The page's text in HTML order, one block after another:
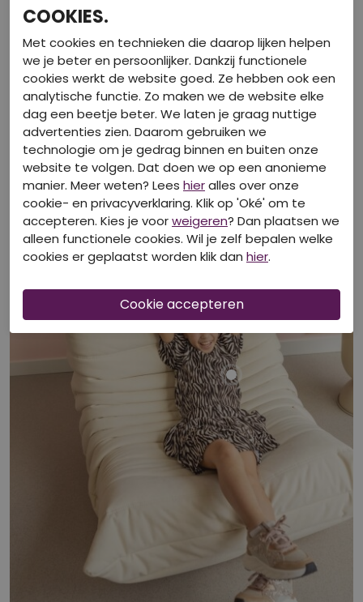
Bekijk look
COOKIES.
Met cookies en technieken die daarop lijken helpen
we je beter en persoonlijker. Dankzij functionele
cookies werkt de website goed. Ze hebben ook een
analytische functie. Zo maken we de website elke
dag een beetje beter. We laten je graag nuttige
advertenties zien. Daarom gebruiken we
technologie om je gedrag binnen en buiten onze
website te volgen. Dat doen we op een anonieme
manier. Meer weten? Lees hieralles over onze
cookie- en privacyverklaring. Klik op 'Oké' om te
accepteren. Kies je voorweigeren? Dan plaatsen we
alleen functionele cookies. Wil je zelf bepalen welke
cookies er geplaatst worden klik dan hier.